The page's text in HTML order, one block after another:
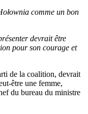
comme un bon
devrait être
pour son courage et
de la coalition, devrait
être une femme,
du bureau du ministre